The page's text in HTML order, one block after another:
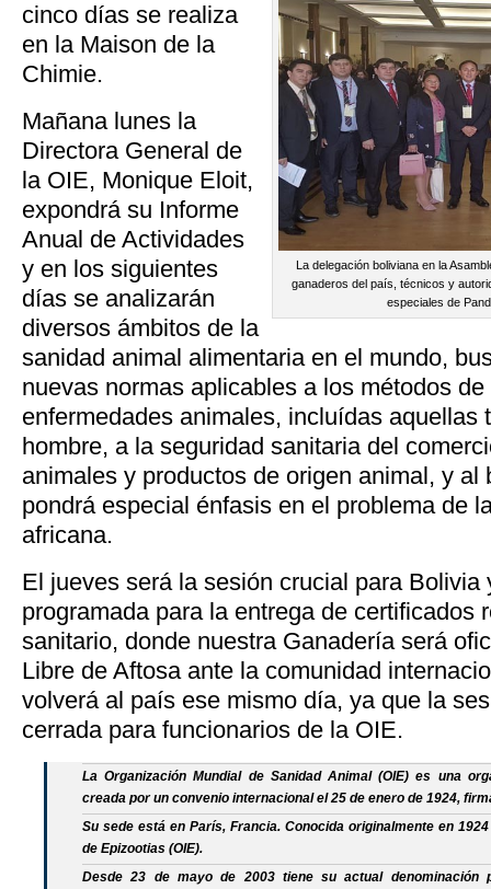
La delegación boliviana en la
ganaderos del país, técnicos y
especiales de
cinco días se realiza
en la Maison de la
Chimie.
Mañana lunes la
Directora General de
la OIE, Monique Eloit,
expondrá su Informe
Anual de Actividades
y en los siguientes
días se analizarán
diversos ámbitos de la
sanidad animal alimentaria en el mundo,
nuevas normas aplicables a los métodos
enfermedades animales, incluídas aquellas
hombre, a la seguridad sanitaria del
animales y productos de origen animal, y al
pondrá especial énfasis en el problema de
africana.
El jueves será la sesión crucial para Bolivia
programada para la entrega de certificados
sanitario, donde nuestra Ganadería será
Libre de Aftosa ante la comunidad
volverá al país ese mismo día, ya que la
cerrada para funcionarios de la OIE.
La Organización Mundial de Sanidad Animal (OIE) es una
creada por un convenio internacional el 25 de enero de 1924,
Su sede está en París, Francia. Conocida originalmente en
de Epizootias (OIE).
Desde 23 de mayo de 2003 tiene su actual denominación